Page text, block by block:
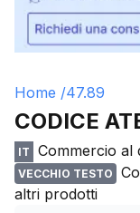
Home /47.89
CODICE
IT Commercio al
VECCHIO TESTO
altri prodotti